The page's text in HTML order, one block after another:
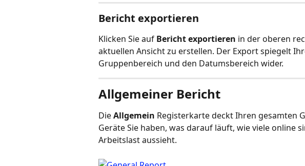
Bericht exportieren
Klicken Sie auf Bericht exportieren in der oberen
aktuellen Ansicht zu erstellen. Der Export spiegelt
Gruppenbereich und den Datumsbereich wider.
Allgemeiner Bericht
Die Allgemein Registerkarte deckt Ihren gesamten
Geräte Sie haben, was darauf läuft, wie viele online
Arbeitslast aussieht.